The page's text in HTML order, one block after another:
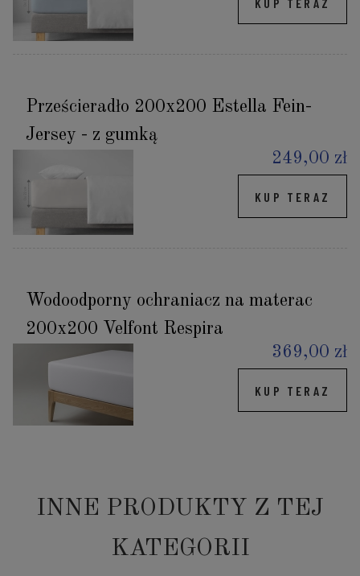
Prześcieradło 200x200 Estella Fein-
Jersey - z gumką
249,00 zł
KUP TERAZ
Wodoodporny ochraniacz na materac
200x200 Velfont Respira
369,00 zł
KUP TERAZ
INNE PRODUKTY Z TEJ
KATEGORII